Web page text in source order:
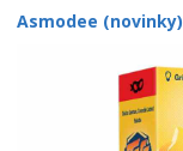
Asmodee (novinky)